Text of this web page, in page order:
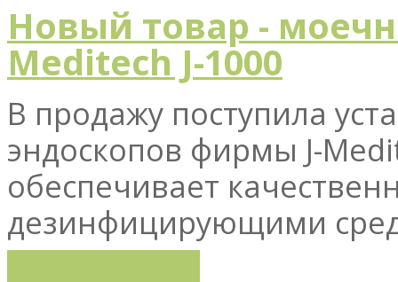
Новый товар -
Meditech J-1000
В продажу поступила
эндоскопов фирмы J-
обеспечивает
дезинфицирующими